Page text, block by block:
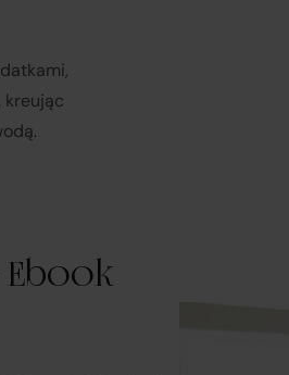
kreując
reklamacje dotyczące działania
przez siebie usług
odstąpienie od umowy
proces odstąpienia od umowy